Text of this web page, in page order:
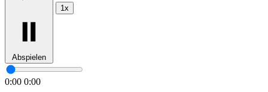
Abspielen
1x
0:00 0:00